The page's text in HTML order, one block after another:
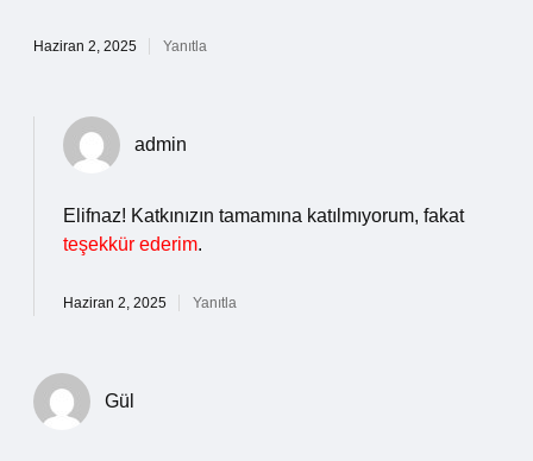
Haziran 2, 2025 Yanıtla
admin
Elifnaz! Katkınızın tamamına katılmıyorum, fakat
teşekkür ederim.
Haziran 2, 2025 Yanıtla
Gül